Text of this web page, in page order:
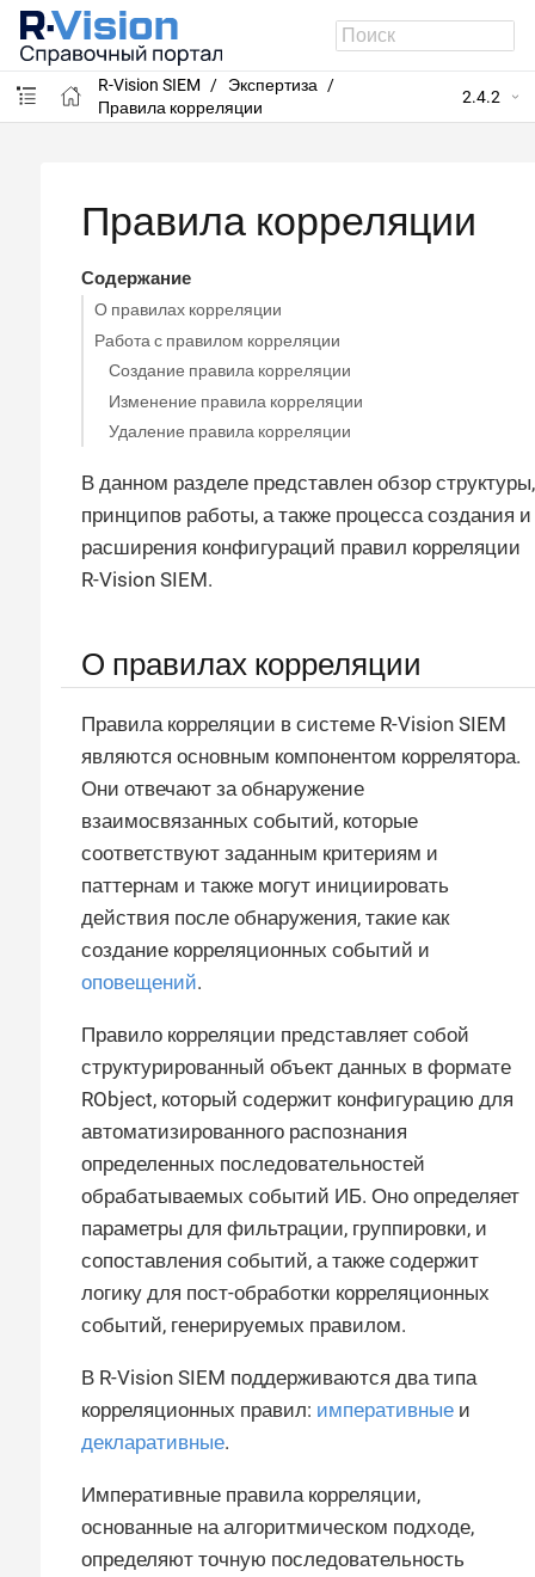
R-Vision SIEM
Экспертиза
Правила корреляции
2.4.2
Правила корреляции
Содержание
О правилах корреляции
Работа с правилом корреляции
Создание правила корреляции
Изменение правила корреляции
Удаление правила корреляции
В данном разделе представлен обзор структуры,
принципов работы, а также процесса создания и
расширения конфигураций правил корреляции
R-Vision SIEM.
О правилах корреляции
Правила корреляции в системе R-Vision SIEM
являются основным компонентом коррелятора.
Они отвечают за обнаружение
взаимосвязанных событий, которые
соответствуют заданным критериям и
паттернам и также могут инициировать
действия после обнаружения, такие как
создание корреляционных событий и
оповещений.
Правило корреляции представляет собой
структурированный объект данных в формате
RObject, который содержит конфигурацию для
автоматизированного распознания
определенных последовательностей
обрабатываемых событий ИБ. Оно определяет
параметры для фильтрации, группировки, и
сопоставления событий, а также содержит
логику для пост-обработки корреляционных
событий, генерируемых правилом.
В R-Vision SIEM поддерживаются два типа
корреляционных правил: императивные и
декларативные.
Императивные правила корреляции,
основанные на алгоритмическом подходе,
определяют точную последовательность